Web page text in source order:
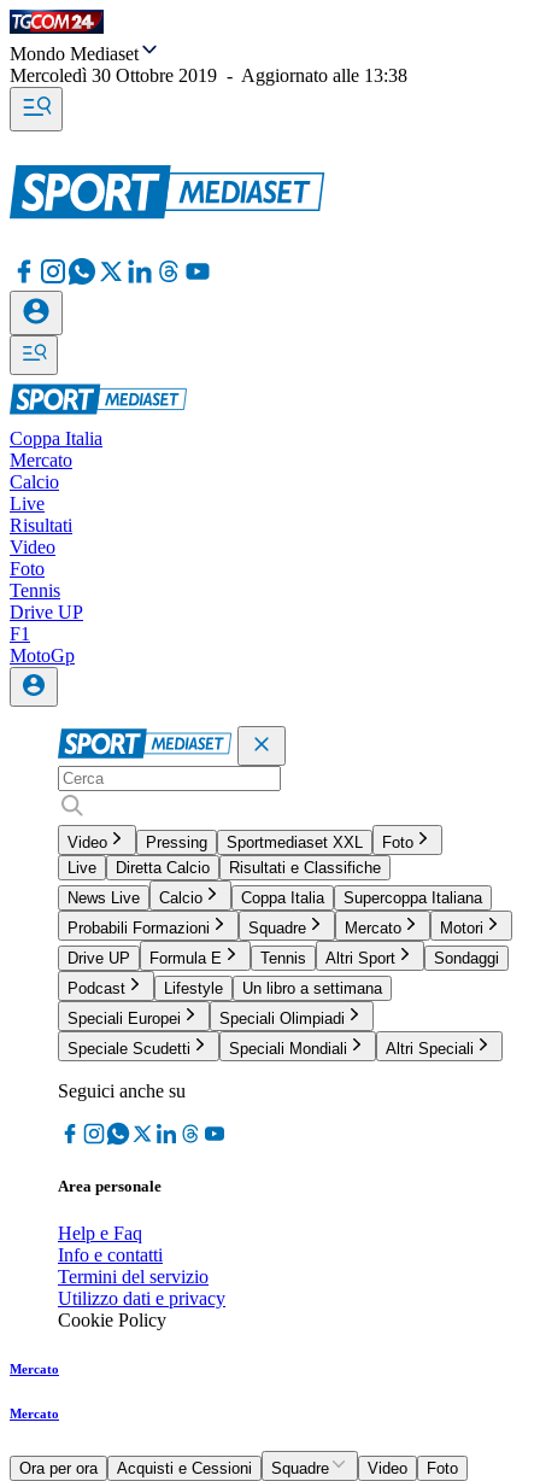
Mondo Mediaset
Mercoledì 30 Ottobre 2019 - Aggiornato alle 13:38
Coppa Italia
Mercato
Calcio
Live
Risultati
Video
Foto
Tennis
Drive UP
F1
MotoGp
Video Pressing Sportmediaset XXL
Foto
Live
Diretta Calcio
Risultati e Classifiche
News Live
Calcio Coppa Italia
Supercoppa Italiana
Probabili Formazioni
Squadre Mercato
Motori
Drive UP
Formula E Tennis Altri Sport
Sondaggi
Podcast
Lifestyle
Un libro a settimana
Speciali Europei
Speciali Olimpiadi
Speciale Scudetti
Speciali Mondiali Altri Speciali
Seguici anche su
Area personale
Help e Faq
Info e contatti
Termini del servizio
Utilizzo dati e privacy
Cookie Policy
Mercato
Mercato
Ora per ora Acquisti e Cessioni Squadre Video Foto